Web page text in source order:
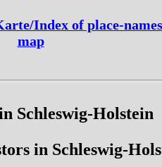
Index of place-
map
Schleswig-Holstein
in Schleswig-